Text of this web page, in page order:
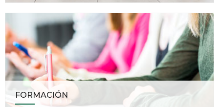
FORMACIÓN